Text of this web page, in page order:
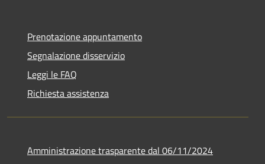
Prenotazione appuntamento
Segnalazione disservizio
Leggi le FAQ
Richiesta assistenza
Amministrazione trasparente dal 06/11/2024